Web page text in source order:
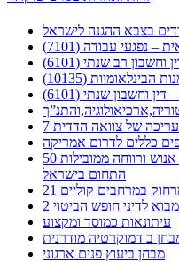
בצבא ההגנה לישראל
– נפגעי עבודה (7101)
וחשבון רב שנתי (6101)
(10135)
וחשבון שנתי (6101)
עריכה של צוואה הדדית
כללים לדרום אמריקה
50 טיפים ויותר לניהול חווית עובד, משאבי אנוש ורווחה ממובילות
התחום בישראל
במרחבים קוליים
מבוא לדיני חופש הביטוי 2
עיתונאות כמוסד ומקצוע
ב דמוקרטיה מודרנית
מבחן ביעוץ פנים ארגוני